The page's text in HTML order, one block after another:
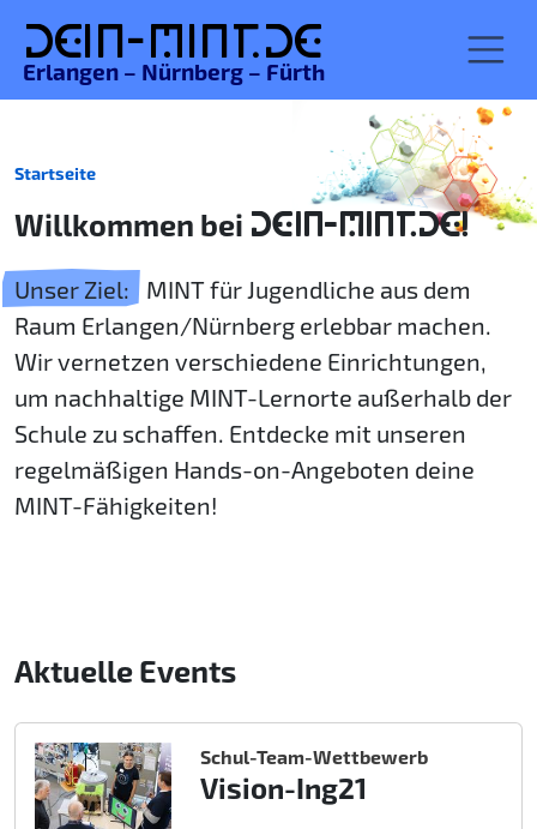
Dein-MINT.de
Erlangen – Nürnberg – Fürth
Startseite
Willkommen bei DEIN-MINT.DE!
Unser Ziel:
MINT für Jugendliche aus dem
Raum Erlangen/Nürnberg erlebbar machen.
Wir vernetzen verschiedene Einrichtungen,
um nachhaltige MINT-Lernorte außerhalb der
Schule zu schaffen. Entdecke mit unseren
regelmäßigen Hands-on-Angeboten deine
MINT-Fähigkeiten!
Aktuelle Events
Schul-Team-Wettbewerb
Vision-Ing21